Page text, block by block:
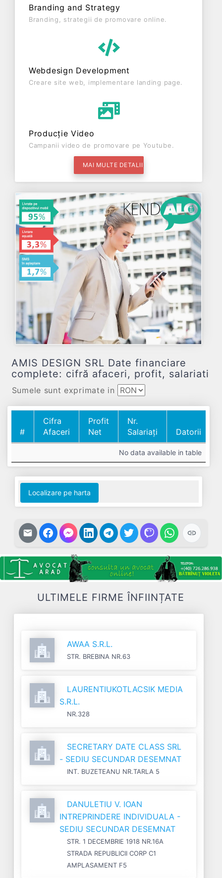
Branding and Strategy
Branding, strategii de promovare online.
Webdesign Development
Creare site web, implementare landing page.
Producție Video
Campanii video de promovare pe Youtube.
MAI MULTE DETALII
AMIS DESIGN SRL Date financiare
complete: cifră afaceri, profit, salariati
Sumele sunt exprimate in
#
Cifra
Afaceri
Profit
Net
Nr.
Salariați
Datorii
Afaceri
Net
Nr.
Salariați
Datorii
No data available in table
Localizare pe harta
ULTIMELE FIRME ÎNFIINȚATE
AWAA S.R.L.
STR. BREBINA NR.63
LAURENTIUKOTLACSIK MEDIA
S.R.L.
NR.328
SECRETARY DATE CLASS SRL
- SEDIU SECUNDAR DESEMNAT
INT. BUZETEANU NR.TARLA 5
DANULETIU V. IOAN
INTREPRINDERE INDIVIDUALA -
SEDIU SECUNDAR DESEMNAT
STR. 1 DECEMBRIE 1918 NR.16A
STRADA REPUBLICII CORP C1
AMPLASAMENT F5